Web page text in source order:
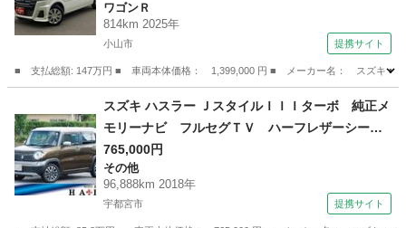
スズキセーフティーサポート 衝突被害軽減シス
テム アイドリングストップ 横滑り防止機能
ワゴンＲ
814km 2025年
小山市 提携サイト
■ 支払総額: 147万円 ■ 車両本体価格： 1,399,000 円 ■ メーカー名： スズキ
ワゴンＲ
スズキ ハスラー ＪスタイルＩＩＩターボ 純正メ
モリーナビ フルセグＴＶ ハーフレザーシー
ト シートヒーター左右 クルーズコントロー
ル ルーフレール ツートンカラー 修復歴無
デュアルカメラブレーキサポート （検9.1）
765,000円
その他
96,888km 2018年
宇都宮市 提携サイト